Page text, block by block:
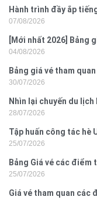
Hành trình đầy ắp
07/08/2026
[Mới nhất 2026] Bảng
04/08/2026
Bảng giá vé tham
2026
30/07/2026
Nhìn lại chuyến du
Hưng 2026
28/07/2026
Tập huấn công tác hè
Đồ Sơn
25/07/2026
Bảng Giá vé các điểm
25/07/2026
Giá vé tham quan các